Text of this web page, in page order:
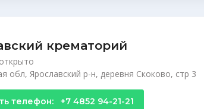
крематорий
обл, Ярославский р-н, деревня Скоково, стр 3
телефон: +7 4852 94-21-21